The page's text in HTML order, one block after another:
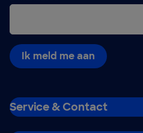
Ik meld me aan
Service & Contact